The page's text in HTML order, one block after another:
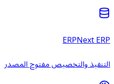
ERPNext ERP
التنفيذ والتخصيص مفتوح المصدر